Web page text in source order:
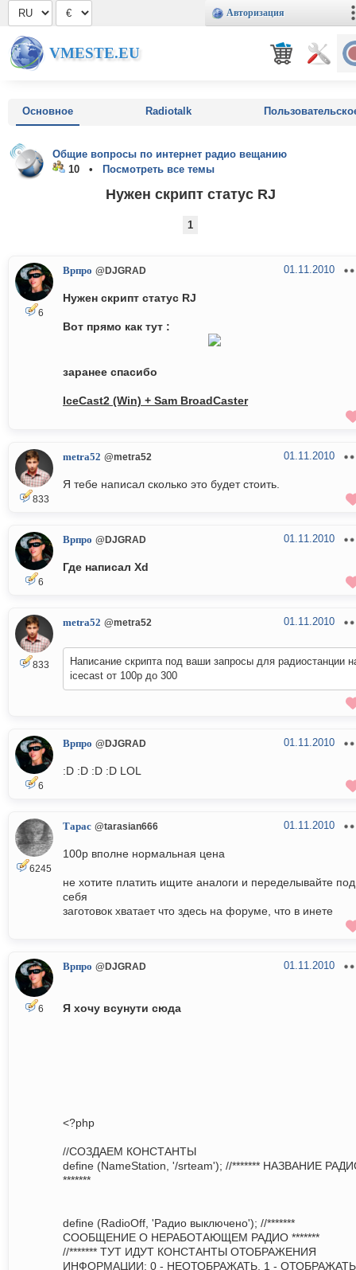
Авторизация
VMESTE.EU
Основное Radiotalk
Общие вопросы по интернет радио вещанию
10 •
Посмотреть все темы
Нужен скрипт статус RJ
1
6
Врпро @DJGRAD 01.11.2010
Нужен скрипт статус RJ
Вот прямо как тут :
заранее спасибо
IceCast2 (Win) + Sam BroadCaster
833
metra52 @metra52 01.11.2010
Я тебе написал сколько это будет стоить.
6
Врпро @DJGRAD 01.11.2010
Где написал Xd
833
metra52 @metra52 01.11.2010
Написание скрипта под ваши запросы для радиостанции
icecast от 100р до 300
6
Врпро @DJGRAD 01.11.2010
:D :D :D :D LOL
6245
Тарас @tarasian666 01.11.2010
100р вполне нормальная цена
не хотите платить ищите аналоги и переделывайте под
себя
заготовок хватает что здесь на форуме, что в инете
6
Врпро @DJGRAD 01.11.2010
Я хочу всунути сюда
<?php
//СОЗДАЕМ КОНСТАНТЫ
define (NameStation, '/srteam'); //******* НАЗВАНИЕ
*******
define (RadioOff, 'Радио выключено'); //*******
СООБЩЕНИЕ О НЕРАБОТАЮЩЕМ РАДИО *******
//******* ТУТ ИДУТ КОНСТАНТЫ ОТОБРАЖЕНИЯ
ИНФОРМАЦИИ: 0 - НЕОТОБРАЖАТЬ, 1 -